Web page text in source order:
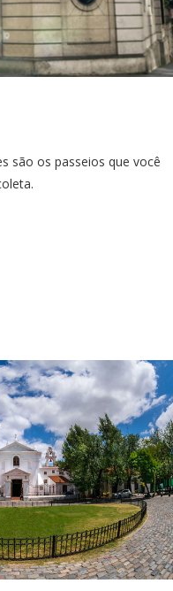
são os passeios que você